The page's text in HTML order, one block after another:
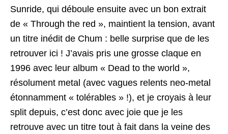
Sunride, qui déboule ensuite avec un bon extrait
de « Through the red », maintient la tension, avant
un titre inédit de Chum : belle surprise que de les
retrouver ici ! J’avais pris une grosse claque en
1996 avec leur album « Dead to the world »,
résolument metal (avec vagues relents neo-metal
étonnamment « tolérables » !), et je croyais à leur
split depuis, c’est donc avec joie que je les
retrouve avec un titre tout à fait dans la veine des